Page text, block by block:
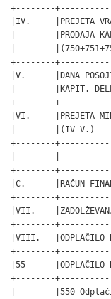
+--------
|IV.     |PREJETA
|        |PRODAJA
|
+--------
|V.      |DANA
|        |KAPIT.
+--------
|VI.     |PREJETA
|        |(IV-
+--------
+--------
|C.      |RAČUN
+--------
|VII.
+--------
|VIII.
+--------
|55
+--------
|        |550